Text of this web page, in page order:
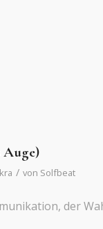
/ von Solfbeat
der